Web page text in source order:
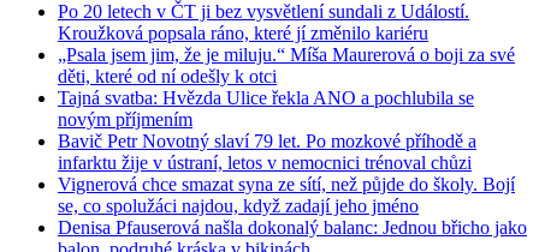
Po 20 letech v ČT ji bez vysvětlení sundali z Událostí.
Kroužková popsala ráno, které jí změnilo kariéru
„Psala jsem jim, že je miluju.“ Míša Maurerová o boji za své
děti, které od ní odešly k otci
Tajná svatba: Hvězda Ulice řekla ANO a pochlubila se
novým příjmením
Bavič Petr Novotný slaví 79 let. Po mozkové příhodě a
infarktu žije v ústraní, letos v nemocnici trénoval chůzi
Vignerová chce smazat syna ze sítí, než půjde do školy. Bojí
se, co spolužáci najdou, když zadají jeho jméno
Denisa Pfauserová našla dokonalý balanc: Jednou břicho jako